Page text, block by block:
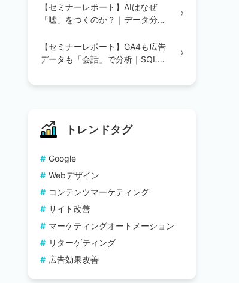
【セミナーレポート】AIはなぜ
「嘘」をつくのか？｜データ分析
要性
【セミナーレポート】GA4も広告
データも「会話」で分析｜SQL不
トレンドタグ
Google
Webデザイン
コンテンツマーケティング
サイト改善
マーケティングオートメーション
リターゲティング
広告効果改善